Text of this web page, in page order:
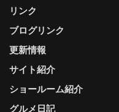
更新情報
サイト紹介
ショールーム紹介
グルメ日記
リンク
ブログリンク